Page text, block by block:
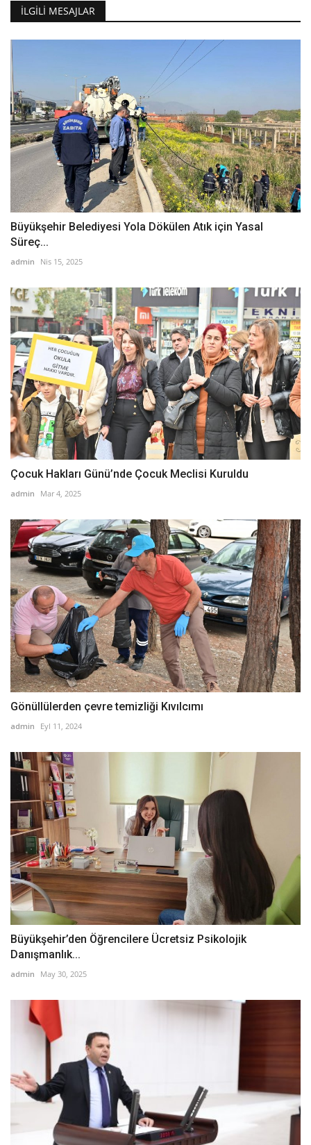
İLGILI MESAJLAR
Büyükşehir Belediyesi Yola Dökülen Atık için Yasal
Süreç...
admin Nis 15, 2025
Çocuk Hakları Günü’nde Çocuk Meclisi Kuruldu
admin Mar 4, 2025
Gönüllülerden çevre temizliği Kıvılcımı
admin Eyl 11, 2024
Büyükşehir’den Öğrencilere Ücretsiz Psikolojik
Danışmanlık...
admin May 30, 2025